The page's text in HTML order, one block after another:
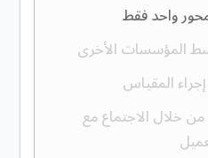
واحد فقط
المؤسسات الأخرى
المقياس
خلال الاجتماع مع